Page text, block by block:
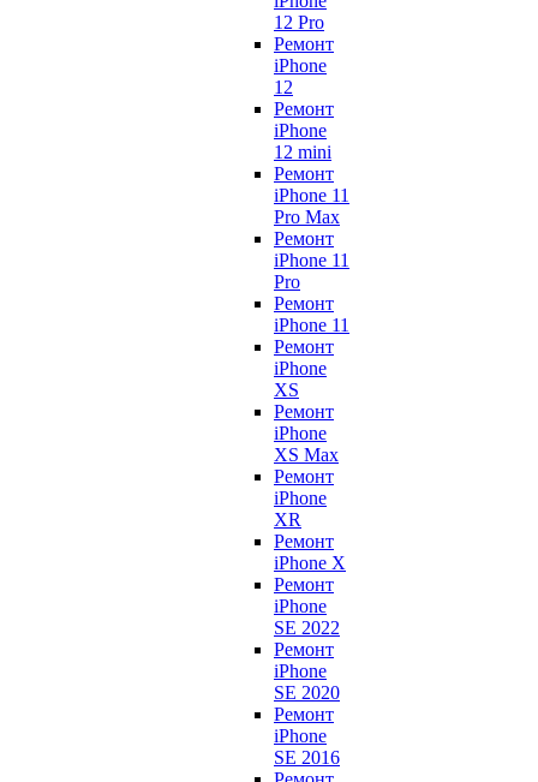
12 Pro
Ремонт
iPhone
12
Ремонт
iPhone
12 mini
Ремонт
iPhone 11
Pro Max
Ремонт
iPhone 11
Pro
Ремонт
iPhone 11
Ремонт
iPhone
XS
Ремонт
iPhone
XS Max
Ремонт
iPhone
XR
Ремонт
iPhone X
Ремонт
iPhone
SE 2022
Ремонт
iPhone
SE 2020
Ремонт
iPhone
SE 2016